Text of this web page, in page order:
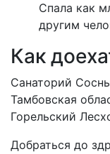
Спала как
другим
Как
Санаторий
Тамбовская
Горельский
Добраться до